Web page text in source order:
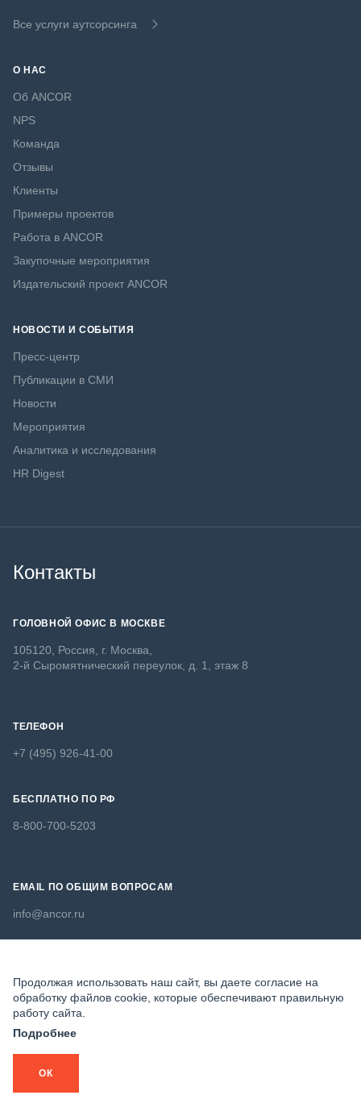
Все услуги аутсорсинга
О НАС
Об ANCOR
NPS
Команда
Отзывы
Клиенты
Примеры проектов
Работа в ANCOR
Закупочные мероприятия
Издательский проект ANCOR
НОВОСТИ И СОБЫТИЯ
Пресс-центр
Публикации в СМИ
Новости
Мероприятия
Аналитика и исследования
HR Digest
Контакты
ГОЛОВНОЙ ОФИС В МОСКВЕ
105120, Россия, г. Москва,
2-й Сыромятнический переулок, д. 1, этаж 8
ТЕЛЕФОН
+7 (495) 926-41-00
БЕСПЛАТНО ПО РФ
8-800-700-5203
EMAIL ПО ОБЩИМ ВОПРОСАМ
info@ancor.ru
resume@ancor.ru
executives@ancor.ru
Продолжая использовать наш сайт, вы даете согласие на
обработку файлов cookie, которые обеспечивают правильную
работу сайта.
Подробнее
ОК